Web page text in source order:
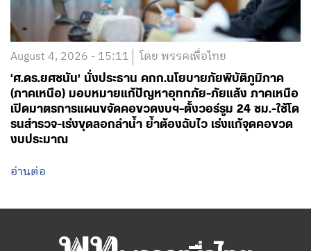
August 4, 2026 - 15:11 โดย พรรคเพื่อไทย
‘ศ.ดร.ยศชนัน’ นั่งประธาน คกก.นโยบายภัยพิบัติภูมิภาค
(ภาคเหนือ) มอบหมายแก้ปัญหาอุทกภัย-ภัยแล้ง ภาคเหนือ
เปิดมาตรการแผนขจัดคอขวดงบฯ-ตั้งวอร์รูม 24 ชม.-ใช้โด
รนสำรวจ-เร่งขุดลอกลำน้ำ ย้ำต้องฉับไว เร่งแก้จุดคอขวด
งบประมาณ
อ่านต่อ